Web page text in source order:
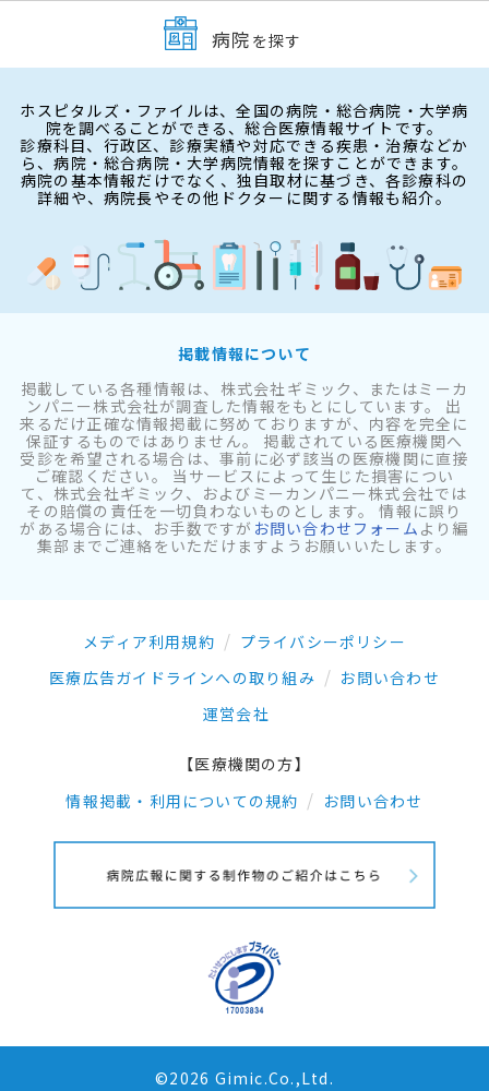
病院 を探す
ホスピタルズ・ファイルは、全国の病院・総合病院・大学病
院を調べることができる、総合医療情報サイトです。
診療科目、行政区、診療実績や対応できる疾患・治療などか
ら、病院・総合病院・大学病院情報を探すことができます。
病院の基本情報だけでなく、独自取材に基づき、各診療科の
詳細や、病院長やその他ドクターに関する情報も紹介。
掲載情報について
掲載している各種情報は、株式会社ギミック、またはミーカ
ンパニー株式会社が調査した情報をもとにしています。 出
来るだけ正確な情報掲載に努めておりますが、内容を完全に
保証するものではありません。 掲載されている医療機関へ
受診を希望される場合は、事前に必ず該当の医療機関に直接
ご確認ください。 当サービスによって生じた損害につい
て、株式会社ギミック、およびミーカンパニー株式会社では
その賠償の責任を一切負わないものとします。 情報に誤り
がある場合には、お手数ですが お問い合わせフォーム より編
集部までご連絡をいただけますようお願いいたします。
メディア利用規約
プライバシーポリシー
医療広告ガイドラインへの取り組み
お問い合わせ
運営会社
【医療機関の方】
情報掲載・利用についての規約
お問い合わせ
©2026 Gimic.Co.,Ltd.